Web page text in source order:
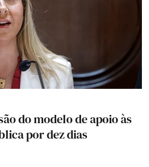
do modelo de apoio às
por dez dias